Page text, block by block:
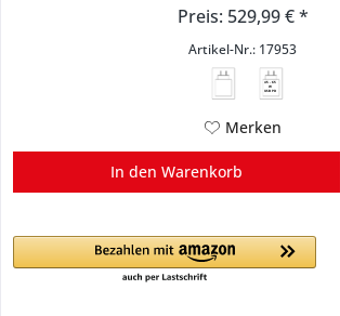
Preis: 529,99 € *
Artikel-Nr.: 17953
45 - 65
W
USB PD
Merken
In den Warenkorb